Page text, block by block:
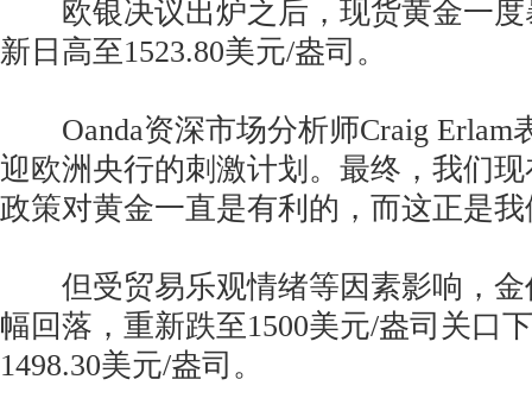
欧银决议出炉之后，现货黄金一度
新日高至1523.80美元/盎司。
Oanda资深市场分析师Craig Erlam
迎欧洲央行的刺激计划。最终，我们
政策对黄金一直是有利的，而这正是
但受贸易乐观情绪等因素影响，金
幅回落，重新跌至1500美元/盎司关口
1498.30美元/盎司。